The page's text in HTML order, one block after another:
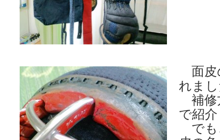
面皮
れま
補修
で紹
でも